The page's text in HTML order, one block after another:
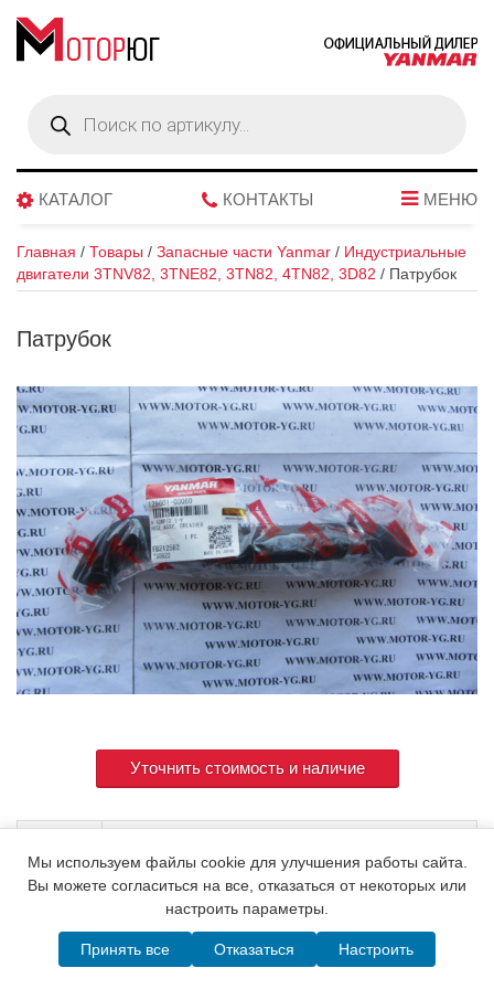
товаров
КАТАЛОГ КОНТАКТЫ МЕНЮ
Главная / Товары / Запасные части Yanmar / Индустриальные
двигатели 3TNV82, 3TNE82, 3TN82, 4TN82, 3D82 / Патрубок
Патрубок
Уточнить стоимость и наличие
© 2015. Все права защищены.Мотор-Юг
Написать в MAX Telegram WhatsApp Позвонить
Мы используем файлы cookie для улучшения работы сайта.
Вы можете согласиться на все, отказаться от некоторых или
настроить параметры.
Принять все Отказаться Настроить